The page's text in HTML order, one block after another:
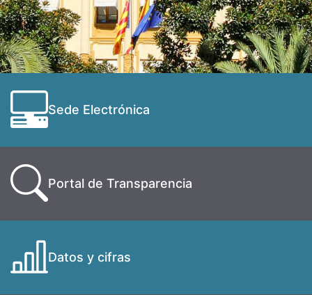
Sede Electrónica
Portal de Transparencia
Datos y cifras